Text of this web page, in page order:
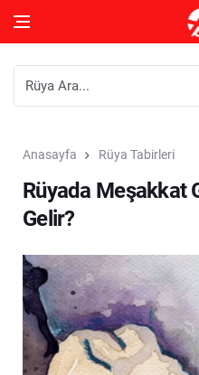
Anasayfa Rüya Tabirleri
Rüyada Meşakkat
Gelir?